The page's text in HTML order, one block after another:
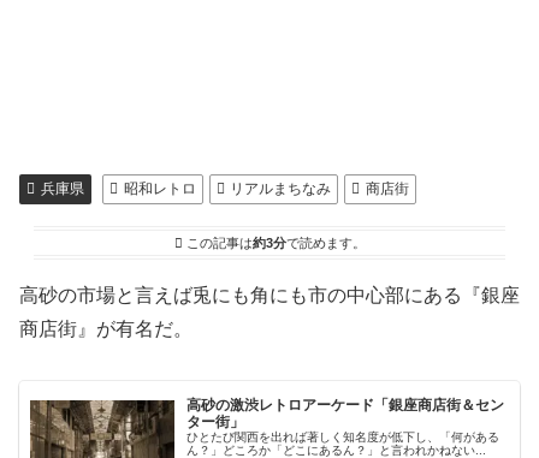
兵庫県 昭和レトロ リアルまちなみ 商店街
この記事は約3分で読めます。
高砂の市場と言えば兎にも角にも市の中心部にある『銀座
商店街』が有名だ。
高砂の激渋レトロアーケード「銀座商店街＆セン
ター街」
ひとたび関西を出れば著しく知名度が低下し、「何がある
ん？」どころか「どこにあるん？」と言われかねない...